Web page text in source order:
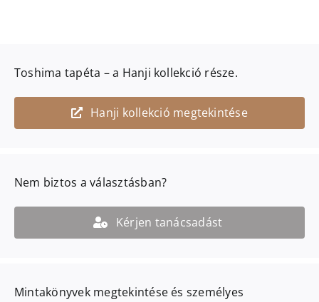
Toshima tapéta – a Hanji kollekció része.
Hanji kollekció megtekintése
Nem biztos a választásban?
Kérjen tanácsadást
Mintakönyvek megtekintése és személyes